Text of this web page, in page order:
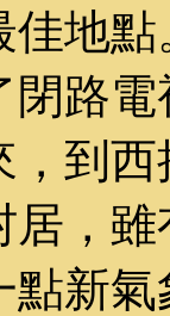
地
閉路
，到
，
點新